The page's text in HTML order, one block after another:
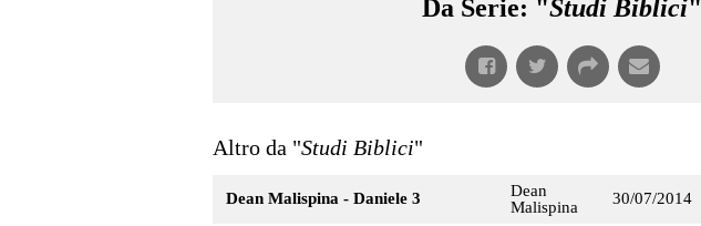
Da Serie: "Studi Biblici"
Altro da "Studi Biblici"
Dean Malispina - Daniele 3
Dean
Malispina
30/07/2014